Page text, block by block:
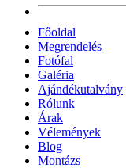
Főoldal
Megrendelés
Fotófal
Galéria
Ajándékutalvány
Rólunk
Árak
Vélemények
Blog
Montázs